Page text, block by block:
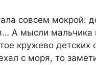
совсем мокрой:
А мысли мальчика
кружево детских
с моря, то